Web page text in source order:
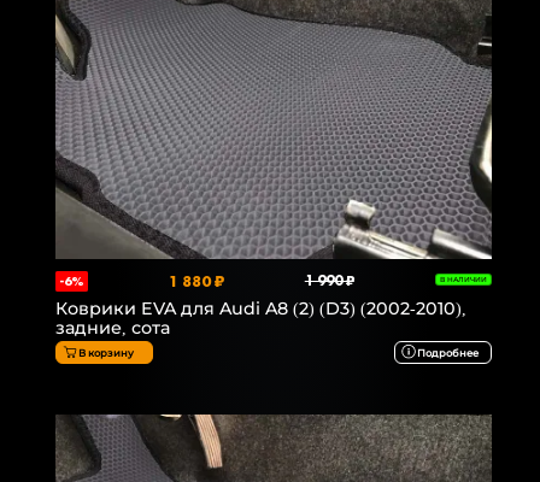
-6% 1 880 ₽ 1 990 ₽ В НАЛИЧИИ
Коврики EVA для Audi A8 (2) (D3) (2002-2010),
задние, сота
В корзину Подробнее